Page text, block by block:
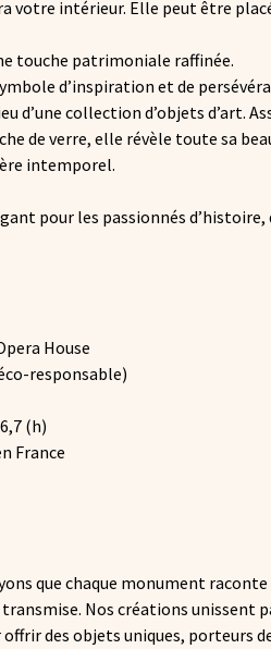
votre intérieur. Elle peut être
touche patrimoniale raffinée.
d’inspiration et de
d’une collection d’objets d’art.
de verre, elle révèle toute sa
intemporel.
pour les passionnés d’histoire,
House
responsable)
(h)
France
que chaque monument raconte
Nos créations unissent
des objets uniques, porteurs